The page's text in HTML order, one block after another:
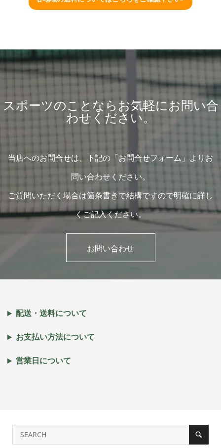
スポーツのことならお気軽にお問い合
わせください。
当店へのお問合せは、下記の「お問合せフォーム」よりお
問い合わせください。
ご質問いただく場合は箇条書きで結構ですので明確に詳し
くご記入ください。
お問い合わせ
配送・送料について
お支払い方法について
営業日について